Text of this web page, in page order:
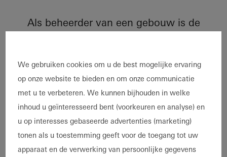
Als beheerder van een gebouw is de
uw gebouw. ​​U kunt dit doel bereiken met
uw Schüco Serviceteam. Door
regelmatige inspectie en onderhoud,
reparaties en retrofit-opties zijn wij uw
partner voor het verzekeren van de
functionaliteit en service van alle te
openen ramen en deuren. ​​Uiteraard met
We gebruiken cookies om u de best mogelijke ervaring
op onze website te bieden en om onze communicatie
met u te verbeteren. We kunnen bijhouden in welke
inhoud u geïnteresseerd bent (voorkeuren en analyse) en
u op interesses gebaseerde advertenties (marketing)
tonen als u toestemming geeft voor de toegang tot uw
apparaat en de verwerking van persoonlijke gegevens